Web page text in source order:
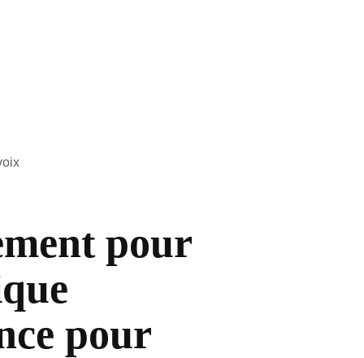
pour
pour